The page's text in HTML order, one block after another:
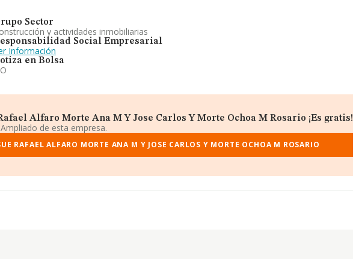
Sector
y actividades inmobiliarias
Social Empresarial
Información
en Bolsa
Alfaro Morte Ana M Y Jose Carlos Y Morte Ochoa M Rosario ¡Es gratis!
de esta empresa.
RAFAEL ALFARO MORTE ANA M Y JOSE CARLOS Y MORTE OCHOA M ROSARIO